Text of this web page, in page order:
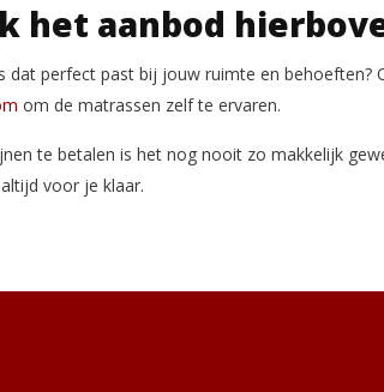
het aanbod
perfect past bij jouw ruimte en behoeften?
om de matrassen zelf te ervaren.
te betalen is het nog nooit zo makkelijk
voor je klaar.